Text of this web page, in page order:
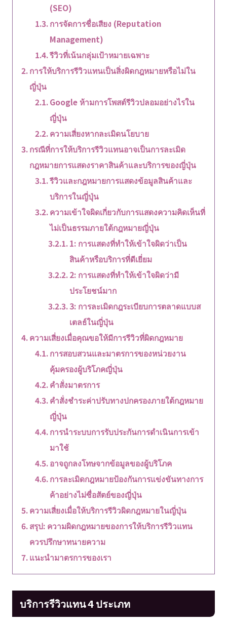
(SEO)
การจัดการชื่อเสียง (Reputation
Management)
รีวิวที่เน้นกลุ่มเป้าหมายเฉพาะ
การให้บริการรีวิวแทนเป็นสิ่งผิดกฎหมายหรือไม่ใน
ญี่ปุ่น
Google ห้ามการโพสต์รีวิวปลอมอย่างไรใน
ญี่ปุ่น
ความเสี่ยงหากละเมิดนโยบาย
กรณีที่การให้บริการรีวิวแทนอาจเป็นการละเมิด
กฎหมายการแสดงราคาสินค้าและบริการของญี่ปุ่น
รีวิวและกฎหมายการแสดงข้อมูลสินค้าและ
บริการในญี่ปุ่น
ความเข้าใจผิดเกี่ยวกับการแสดงความคิดเห็นที่
ไม่เป็นธรรมภายใต้กฎหมายญี่ปุ่น
1: การแสดงที่ทำให้เข้าใจผิดว่าเป็น
สินค้าหรือบริการที่ดีเยี่ยม
2: การแสดงที่ทำให้เข้าใจผิดว่ามี
ประโยชน์มาก
3: การละเมิดกฎระเบียบการตลาดแบบส
เตลธ์ในญี่ปุ่น
ความเสี่ยงเมื่อคุณขอให้มีการรีวิวที่ผิดกฎหมาย
การสอบสวนและมาตรการของหน่วยงาน
คุ้มครองผู้บริโภคญี่ปุ่น
คำสั่งมาตรการ
คำสั่งชำระค่าปรับทางปกครองภายใต้กฎหมาย
ญี่ปุ่น
การนำระบบการรับประกันการดำเนินการเข้า
มาใช้
อาจถูกลงโทษจากข้อมูลของผู้บริโภค
การละเมิดกฎหมายป้องกันการแข่งขันทางการ
ค้าอย่างไม่ซื่อสัตย์ของญี่ปุ่น
ความเสี่ยงเมื่อให้บริการรีวิวผิดกฎหมายในญี่ปุ่น
สรุป: ความผิดกฎหมายของการให้บริการรีวิวแทน
ควรปรึกษาทนายความ
แนะนำมาตรการของเรา
บริการรีวิวแทน 4 ประเภท